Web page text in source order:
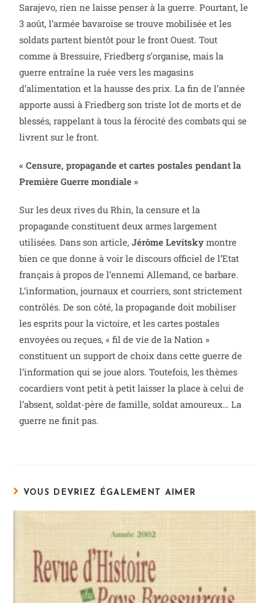
Sarajevo, rien ne laisse penser à la guerre. Pourtant, le
3 août, l’armée bavaroise se trouve mobilisée et les
soldats partent bientôt pour le front Ouest. Tout
comme à Bressuire, Friedberg s’organise, mais la
guerre entraîne la ruée vers les magasins
d’alimentation et la hausse des prix. La fin de l’année
apporte aussi à Friedberg son triste lot de morts et de
blessés, rappelant à tous la férocité des combats qui se
livrent sur le front.
« Censure, propagande et cartes postales pendant la
Première Guerre mondiale »
Sur les deux rives du Rhin, la censure et la
propagande constituent deux armes largement
utilisées. Dans son article,Jérôme Levitskymontre
bien ce que donne à voir le discours officiel de l’Etat
français à propos de l’ennemi Allemand, ce barbare.
L’information, journaux et courriers, sont strictement
contrôlés. De son côté, la propagande doit mobiliser
les esprits pour la victoire, et les cartes postales
envoyées ou reçues, « fil de vie de la Nation »
constituent un support de choix dans cette guerre de
l’information qui se joue alors. Toutefois, les thèmes
cocardiers vont petit à petit laisser la place à celui de
l’absent, soldat-père de famille, soldat amoureux… La
guerre ne finit pas.
VOUS DEVRIEZ ÉGALEMENT AIMER